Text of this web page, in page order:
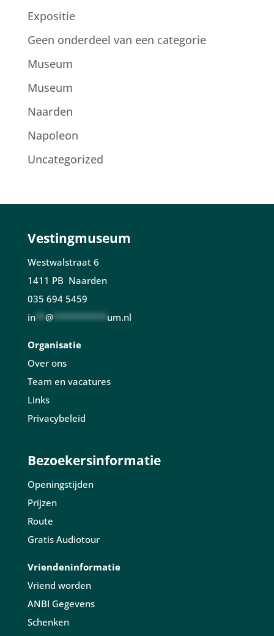
Expositie
Geen onderdeel van een categorie
Museum
Museum
Naarden
Napoleon
Uncategorized
Vestingmuseum
Westwalstraat 6
1411 PB Naarden
035 694 5459
in** @*********** um.nl
Organisatie
Over ons
Team en vacatures
Links
Privacybeleid
Bezoekersinformatie
Openingstijden
Prijzen
Route
Gratis Audiotour
Vriendeninformatie
Vriend worden
ANBI Gegevens
Schenken